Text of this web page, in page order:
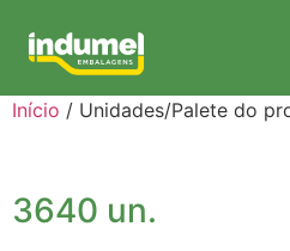
Início / Unidades/Palete do
3640 un.